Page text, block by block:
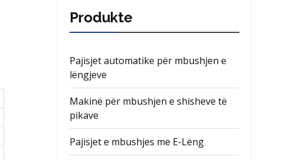
Produkte
Pajisjet automatike për mbushjen e
lëngjeve
Makinë për mbushjen e shisheve të
pikave
Pajisjet e mbushjes me E-Lëng